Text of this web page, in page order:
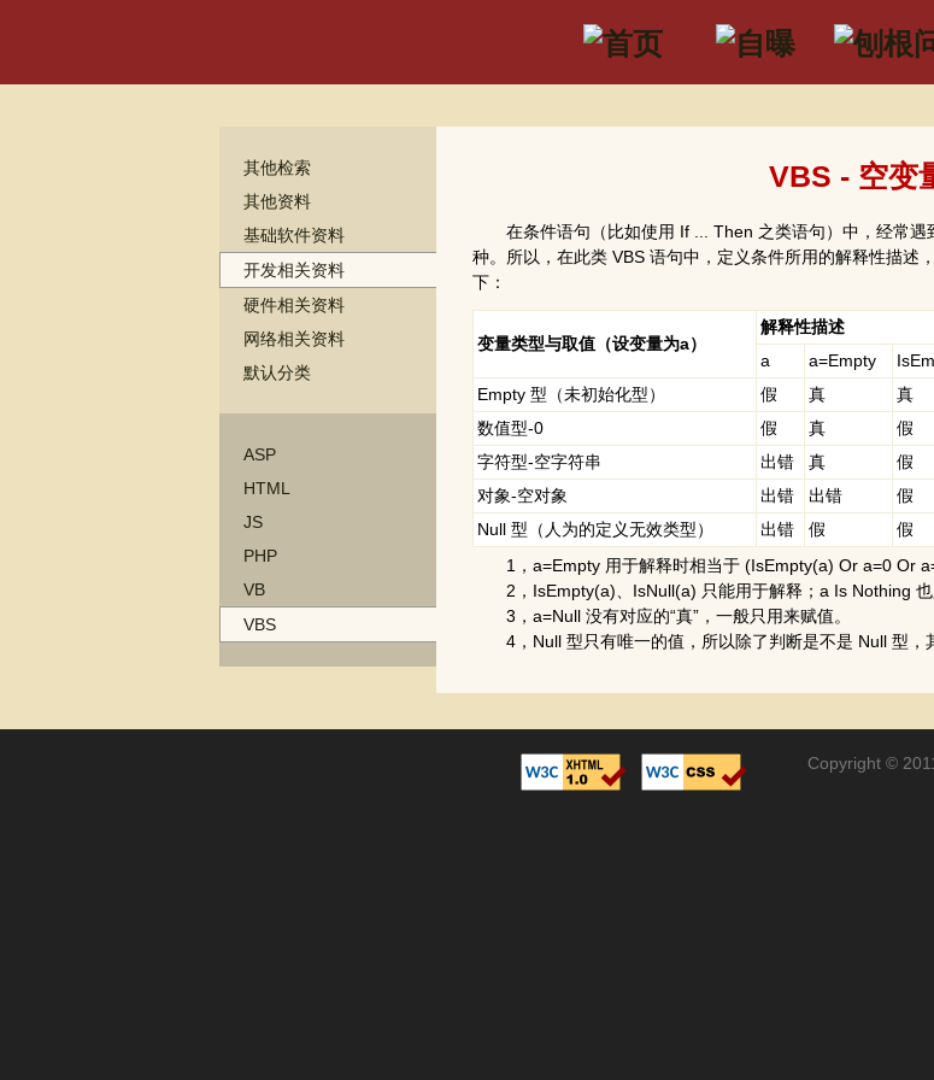
其他检索
其他资料
基础软件资料
开发相关资料
硬件相关资料
网络相关资料
默认分类
ASP
HTML
JS
PHP
VB
VBS
VBS - 空变
在条件语句（比如使用 If ... Then 之类语句）中，经常遇
种。所以，在此类 VBS 语句中，定义条件所用的解释性描述
下：
变量类型与取值（设变量为a）
解释性描述
a
a=Empty
Empty 型（未初始化型）
假 真 真
数值型-0
假 真 假
字符型-空字符串
出错 真 假
对象-空对象
出错 出错 假
Null 型（人为的定义无效类型）
出错 假 假
1，a=Empty 用于解释时相当于 (IsEmpty(a) Or a=0 Or
2，IsEmpty(a)、IsNull(a) 只能用于解释；a Is Nothing 也
3，a=Null 没有对应的“真”，一般只用来赋值。
4，Null 型只有唯一的值，所以除了判断是不是 Null 型，
Copyright ©